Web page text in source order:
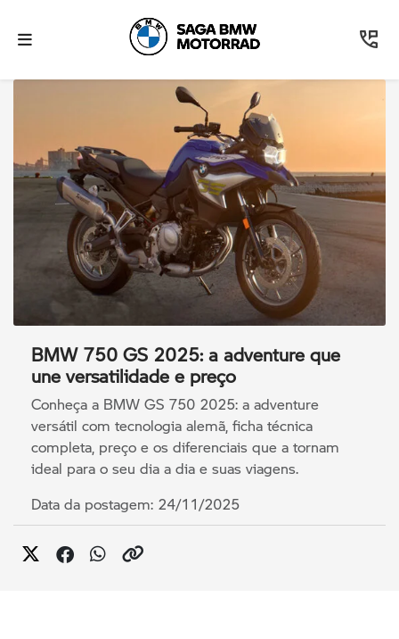
BMW 750 GS 2025: a adventure que
une versatilidade e preço
Conheça a BMW GS 750 2025: a adventure
versátil com tecnologia alemã, ficha técnica
completa, preço e os diferenciais que a tornam
ideal para o seu dia a dia e suas viagens.
Data da postagem: 24/11/2025